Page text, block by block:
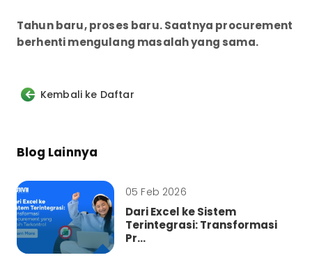
Tahun baru, proses baru. Saatnya procurement
berhenti mengulang masalah yang sama.
Kembali ke Daftar
Blog Lainnya
05 Feb 2026
Dari Excel ke Sistem
Terintegrasi: Transformasi
Pr...